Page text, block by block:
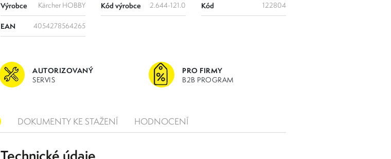
Výrobce Kärcher HOBBY Kód výrobce 2.644-121.0 Kód 122804
EAN 4054278564265
AUTORIZOVANÝ
SERVIS
PRO FIRMY
B2B PROGRAM
DOKUMENTY KE STAŽENÍ HODNOCENÍ